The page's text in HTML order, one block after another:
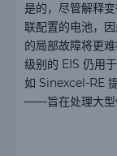
是的，尽管解释
联配置的电池，
的局部故障将更
级别的 EIS 仍用
如 Sinexcel-RE
——旨在处理大型